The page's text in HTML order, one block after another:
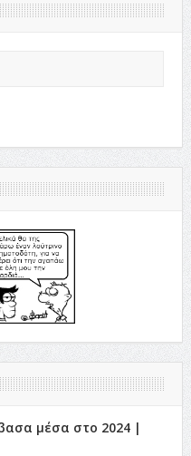
μέσα στο 2024 |